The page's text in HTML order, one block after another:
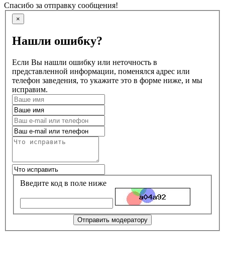
Спасибо за отправку сообщения!
×
Нашли ошибку?
Если Вы нашли ошибку или неточность в
представленной информации, поменялся адрес или
телефон заведения, то укажите это в форме ниже, и мы
исправим.
Введите код в поле ниже
Отправить модератору